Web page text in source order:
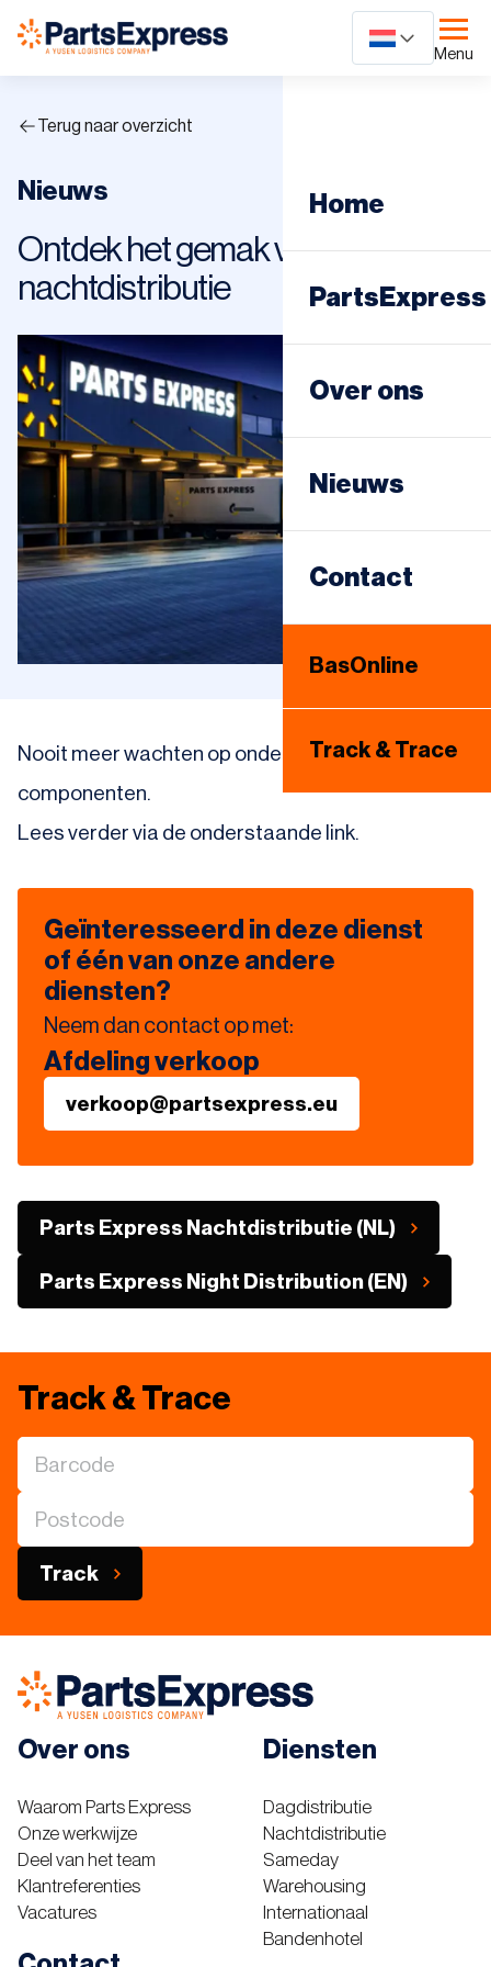
naar
content
Menu
Home
PartsExpress
Sameday
Internationaal
Over ons
Nieuws
Contact
BasOnline
Track & Trace
Terug naar overzicht
Nieuws
Ontdek het gemak van
nachtdistributie
Nooit meer wachten op onderdelen en
componenten.
Lees verder via de onderstaande link.
Geïnteresseerd in deze dienst
of één van onze andere
diensten?
Neem dan contact op met:
Afdeling verkoop
verkoop@partsexpress.eu
Parts Express Nachtdistributie (NL)
Parts Express Night Distribution (EN)
Track & Trace
Track
Over ons
Waarom Parts Express
Onze werkwijze
Deel van het team
Klantreferenties
Vacatures
Diensten
Dagdistributie
Nachtdistributie
Sameday
Warehousing
Internationaal
Bandenhotel